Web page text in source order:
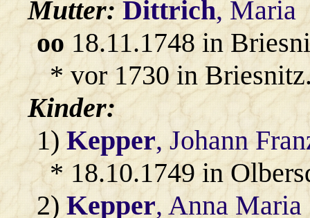
Mutter: Dittrich, Maria
oo18.11.1748 in
* vor 1730 in
Kinder:
1)Kepper, Johann
* 18.10.1749 in
2)Kepper, Anna Maria